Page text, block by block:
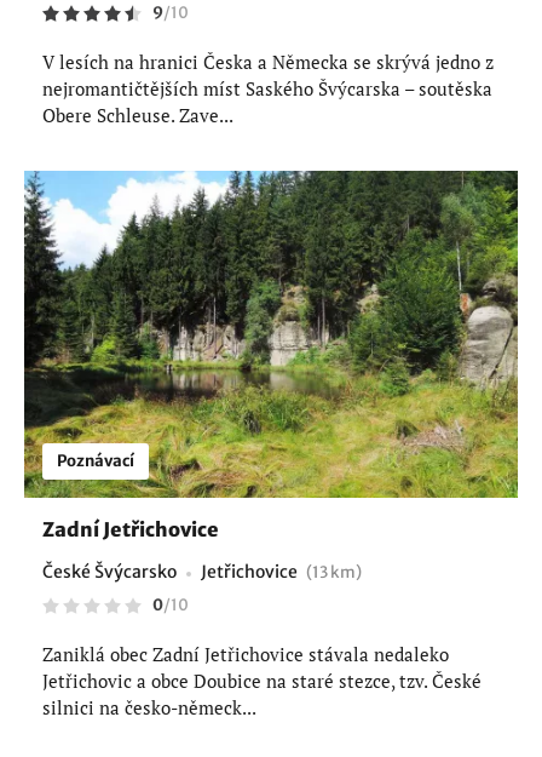
9/10
V lesích na hranici Česka a Německa se skrývá jedno z
nejromantičtějších míst Saského Švýcarska – soutěska
Obere Schleuse. Zave...
Poznávací
Zadní Jetřichovice
České Švýcarsko Jetřichovice (13 km)
0/10
Zaniklá obec Zadní Jetřichovice stávala nedaleko
Jetřichovic a obce Doubice na staré stezce, tzv. České
silnici na česko-německ...